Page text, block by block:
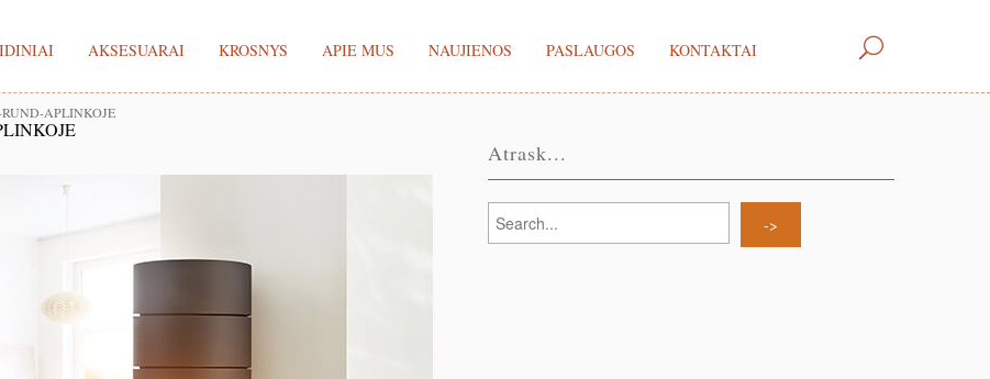
AKSESUARAI KROSNYS APIE MUS NAUJIENOS PASLAUGOS KONTAKTAI
APLINKOJE
Atrask...